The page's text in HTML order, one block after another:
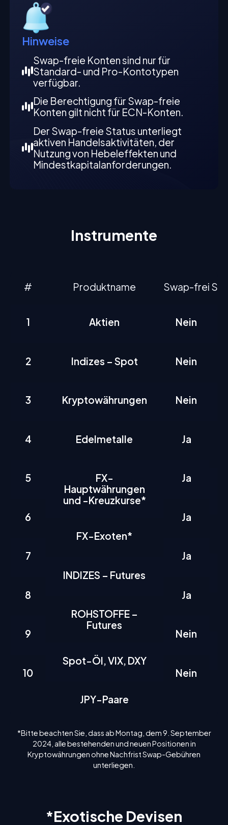
Hinweise
Swap-freie Konten sind nur für
Standard- und Pro-Kontotypen
verfügbar.
Die Berechtigung für Swap-freie
Konten gilt nicht für ECN-Konten.
Der Swap-freie Status unterliegt
aktiven Handelsaktivitäten, der
Nutzung von Hebeleffekten und
Mindestkapitalanforderungen.
Instrumente
#
1
2
3
4
5
6
7
8
9
10
Produktname
Aktien
Indizes – Spot
Kryptowährungen
Edelmetalle
FX-
Hauptwährungen
und -Kreuzkurse*
FX-Exoten*
INDIZES – Futures
ROHSTOFFE –
Futures
Spot-Öl, VIX, DXY
JPY-Paare
Swap-frei
Nein
Nein
Nein
Ja
Ja
Ja
Ja
Ja
Nein
Nein
*Bitte beachten Sie, dass ab Montag, dem 9. September
2024, alle bestehenden und neuen Positionen in
Kryptowährungen ohne Nachfrist Swap-Gebühren
unterliegen.
*Exotische Devisen